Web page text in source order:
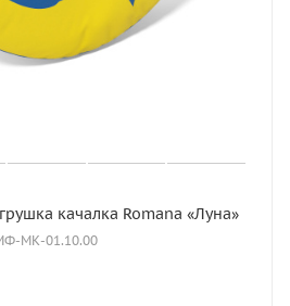
качалка Romana «Луна»
МК-01.10.00